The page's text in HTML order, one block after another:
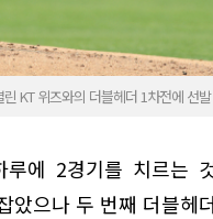
KT 위즈와의 더블헤더 1차전에 선
루에 2경기를 치르는
았으나 두 번째 더블헤